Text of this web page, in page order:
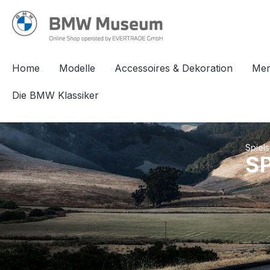
Home Modelle Accessoires & Dekoration
Die BMW Klassiker